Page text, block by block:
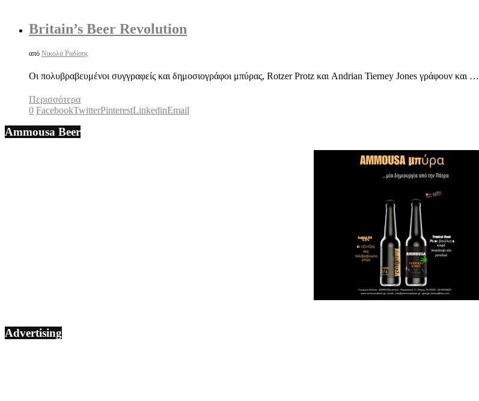
Britain’s Beer Revolution
από Νικολά Ραδίσης
Οι πολυβραβευμένοι συγγραφείς και δημοσιογράφοι μπύρας, Rotzer Protz και Andrian Tierney Jones γράφουν και …
Περισσότερα
0 FacebookTwitterPinterestLinkedinEmail
Ammousa Beer
Advertising